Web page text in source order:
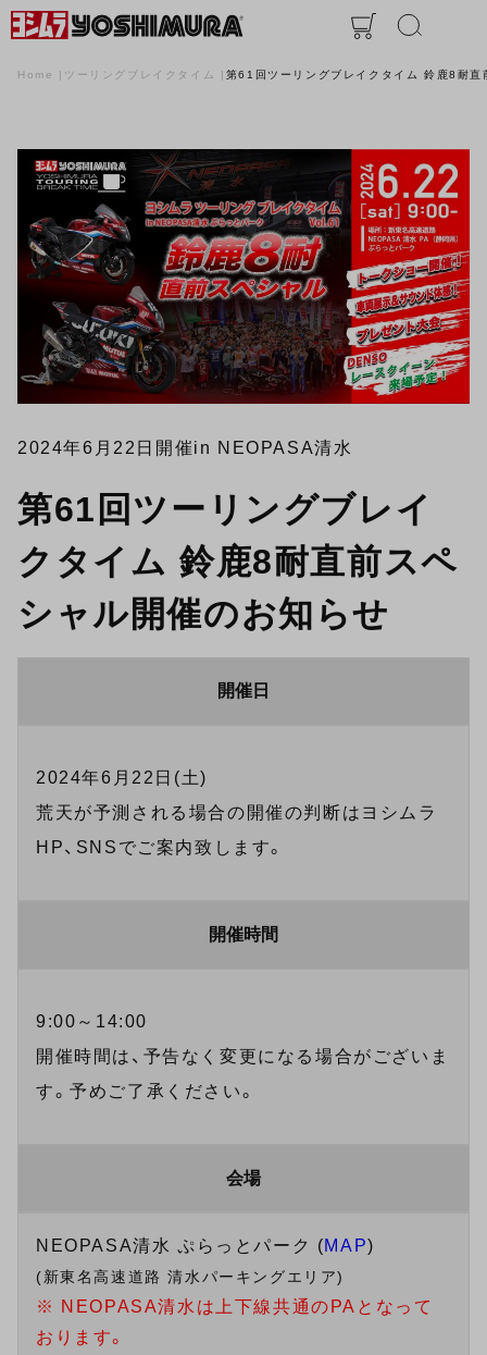
Home ツーリングブレイクタイム 第61回ツーリングブレイクタイム 鈴鹿8耐直
2024年6月22日開催in NEOPASA清水
第61回ツーリングブレイ
クタイム 鈴鹿8耐直前スペ
シャル開催のお知らせ
開催日
2024年6月22日(土)
荒天が予測される場合の開催の判断はヨシムラ
HP、SNSでご案内致します。
開催時間
9:00～14:00
開催時間は、予告なく変更になる場合がございま
す。予めご了承ください。
会場
NEOPASA清水 ぷらっとパーク (MAP)
(新東名高速道路 清水パーキングエリア)
※ NEOPASA清水は上下線共通のPAとなって
おります。